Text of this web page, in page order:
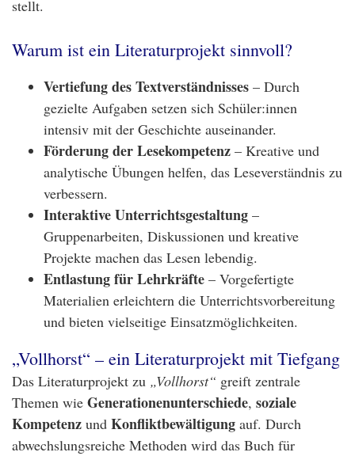
stellt.
Warum ist ein Literaturprojekt sinnvoll?
Vertiefung des Textverständnisses – Durch
gezielte Aufgaben setzen sich Schüler:innen
intensiv mit der Geschichte auseinander.
Förderung der Lesekompetenz – Kreative und
analytische Übungen helfen, das Leseverständnis zu
verbessern.
Interaktive Unterrichtsgestaltung –
Gruppenarbeiten, Diskussionen und kreative
Projekte machen das Lesen lebendig.
Entlastung für Lehrkräfte – Vorgefertigte
Materialien erleichtern die Unterrichtsvorbereitung
und bieten vielseitige Einsatzmöglichkeiten.
„Vollhorst“ – ein Literaturprojekt mit Tiefgang
Das Literaturprojekt zu „Vollhorst“ greift zentrale
Themen wie Generationenunterschiede, soziale
Kompetenz und Konfliktbewältigung auf. Durch
abwechslungsreiche Methoden wird das Buch für